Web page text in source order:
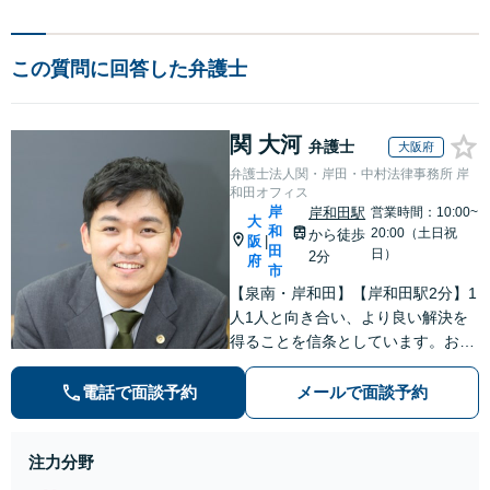
この質問に回答した弁護士
関 大河 弁護士 大阪府
弁護士法人関・岸田・中村法律事務所 岸
和田オフィス
大
阪
府
岸
和
田
市
岸和田駅
から徒歩
2分
営業時間：10:00~
20:00（土日祝
日）
【泉南・岸和田】【岸和田駅2分】1
人1人と向き合い、より良い解決を
得ることを信条としています。お気
軽にご相談下さい。
電話で面談予約 メールで面談予約
注力分野